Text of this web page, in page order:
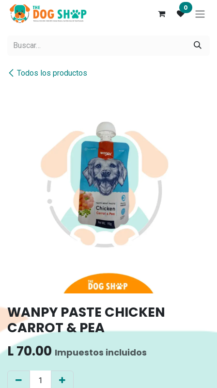
Ir al contenido 0
Todos los productos
WANPY PASTE CHICKEN
CARROT & PEA
L70.00 Impuestos incluidos